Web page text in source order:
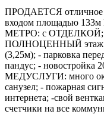
ПРОДАЕТСЯ
входом площадью
МЕТРО: c ОТДЕЛКОЙ;
ПОЛНОЦЕННЫЙ этаж
(3,25м); - парковка
пандус; - новостройка
МЕДУСЛУГИ: много
санузел; - пожарная
интернета; -свой
счетчики на все